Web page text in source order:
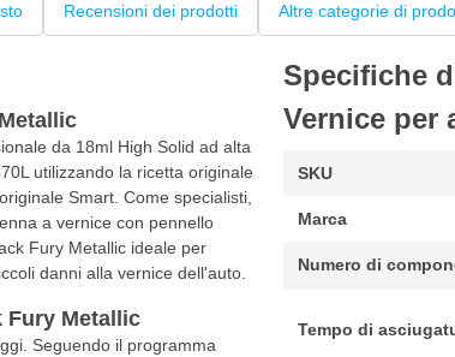
Recensioni dei prodotti Altre categorie di
da 18ml High Solid ad alta
utilizzando la ricetta originale
Smart. Come specialisti,
a vernice con pennello
Fury Metallic ideale per
danni alla vernice dell'auto.
Fury Metallic
Seguendo il programma
Specifiche
Vernice per
SKU
Marca
Numero di
Tempo di